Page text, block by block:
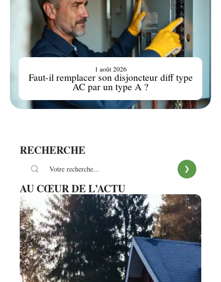
Faut-il remplacer son disjoncteur diff type
AC par un type A ?
1 août 2026
RECHERCHE
AU CŒUR DE L’ACTU